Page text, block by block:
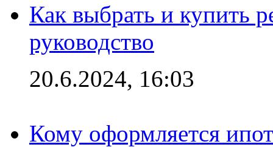
Как выбрать и купить
руководство
20.6.2024, 16:03
Кому оформляется